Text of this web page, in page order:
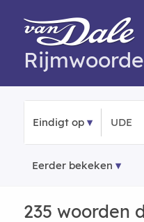
Eindigt op
Eerder bekeken
235 woorden